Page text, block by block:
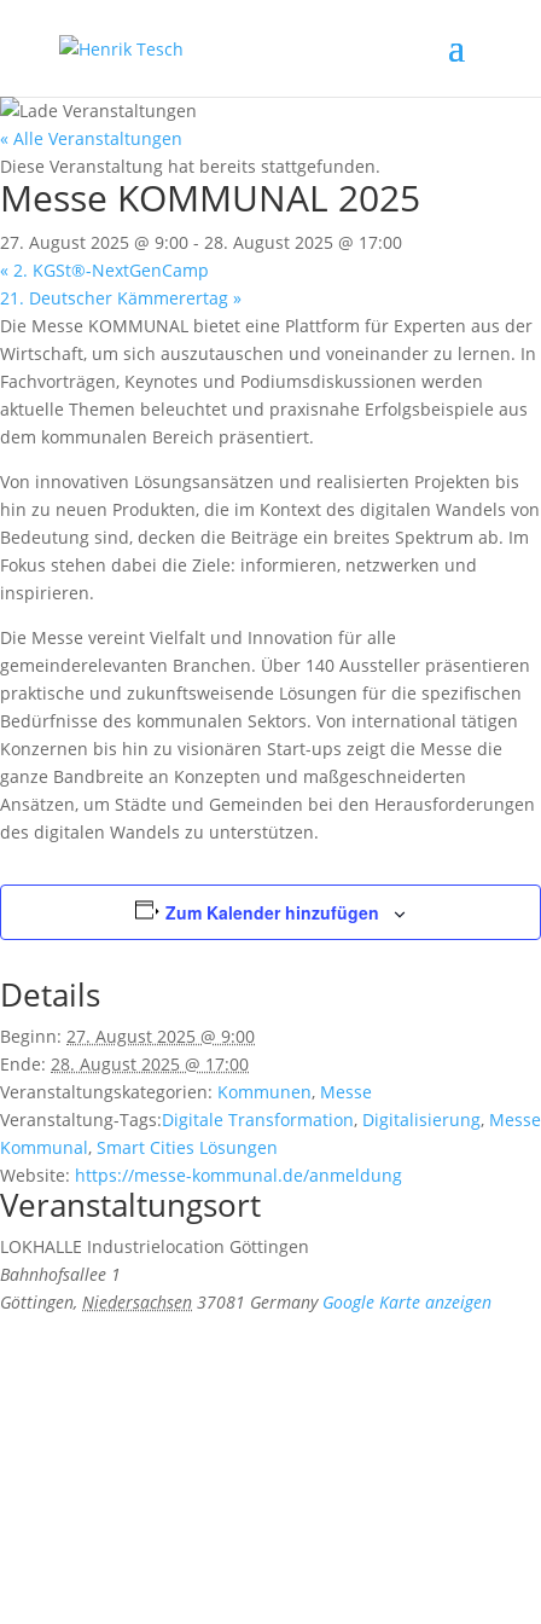
« Alle Veranstaltungen
Diese Veranstaltung hat bereits stattgefunden.
Messe KOMMUNAL 2025
27. August 2025 @ 9:00 - 28. August 2025 @ 17:00
« 2. KGSt®-NextGenCamp
21. Deutscher Kämmerertag »
Die Messe KOMMUNAL bietet eine Plattform für Experten aus der
Wirtschaft, um sich auszutauschen und voneinander zu lernen. In
Fachvorträgen, Keynotes und Podiumsdiskussionen werden
aktuelle Themen beleuchtet und praxisnahe Erfolgsbeispiele aus
dem kommunalen Bereich präsentiert.
Von innovativen Lösungsansätzen und realisierten Projekten bis
hin zu neuen Produkten, die im Kontext des digitalen Wandels von
Bedeutung sind, decken die Beiträge ein breites Spektrum ab. Im
Fokus stehen dabei die Ziele: informieren, netzwerken und
inspirieren.
Die Messe vereint Vielfalt und Innovation für alle
gemeinderelevanten Branchen. Über 140 Aussteller präsentieren
praktische und zukunftsweisende Lösungen für die spezifischen
Bedürfnisse des kommunalen Sektors. Von international tätigen
Konzernen bis hin zu visionären Start-ups zeigt die Messe die
ganze Bandbreite an Konzepten und maßgeschneiderten
Ansätzen, um Städte und Gemeinden bei den Herausforderungen
des digitalen Wandels zu unterstützen.
Zum Kalender hinzufügen
Details
Beginn: 27. August 2025 @ 9:00
Ende: 28. August 2025 @ 17:00
Veranstaltungskategorien: Kommunen, Messe
Veranstaltung-Tags:Digitale Transformation, Digitalisierung, Messe
Kommunal, Smart Cities Lösungen
Website: https://messe-kommunal.de/anmeldung
Veranstaltungsort
LOKHALLE Industrielocation Göttingen
Bahnhofsallee 1
Göttingen, Niedersachsen 37081 Germany Google Karte anzeigen